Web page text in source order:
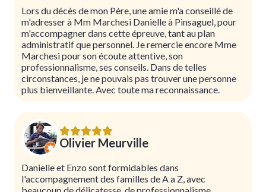
Lors du décès de mon Père, une amie m'a conseillé de
m'adresser à Mm Marchesi Danielle à Pinsaguel, pour
m'accompagner dans cette épreuve, tant au plan
administratif que personnel. Je remercie encore Mme
Marchesi pour son écoute attentive, son
professionnalisme, ses conseils. Dans de telles
circonstances, je ne pouvais pas trouver une personne
plus bienveillante. Avec toute ma reconnaissance.
Olivier Meurville
Danielle et Enzo sont formidables dans
l'accompagnement des familles de A a Z, avec